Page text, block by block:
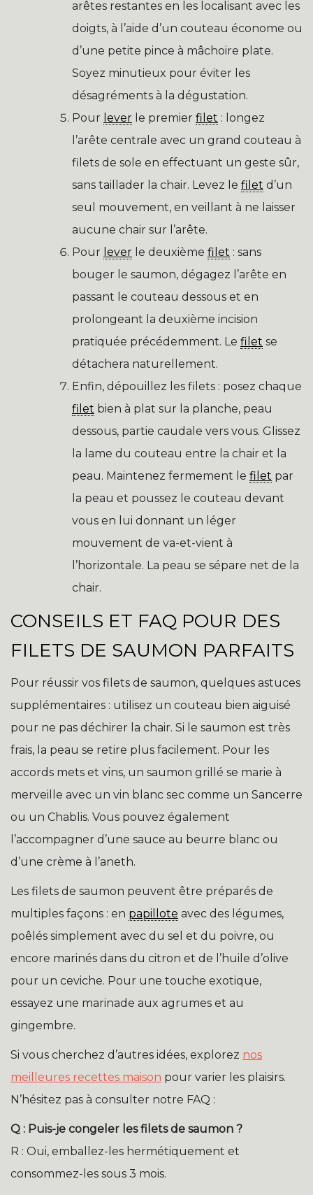
arêtes restantes en les localisant avec les
doigts, à l’aide d’un couteau économe ou
d’une petite pince à mâchoire plate.
Soyez minutieux pour éviter les
désagréments à la dégustation.
Pour lever le premier filet : longez
l’arête centrale avec un grand couteau à
filets de sole en effectuant un geste sûr,
sans taillader la chair. Levez le filet d’un
seul mouvement, en veillant à ne laisser
aucune chair sur l’arête.
Pour lever le deuxième filet : sans
bouger le saumon, dégagez l’arête en
passant le couteau dessous et en
prolongeant la deuxième incision
pratiquée précédemment. Le filet se
détachera naturellement.
Enfin, dépouillez les filets : posez chaque
filet bien à plat sur la planche, peau
dessous, partie caudale vers vous. Glissez
la lame du couteau entre la chair et la
peau. Maintenez fermement le filet par
la peau et poussez le couteau devant
vous en lui donnant un léger
mouvement de va-et-vient à
l’horizontale. La peau se sépare net de la
chair.
CONSEILS ET FAQ POUR DES
FILETS DE SAUMON PARFAITS
Pour réussir vos filets de saumon, quelques astuces
supplémentaires : utilisez un couteau bien aiguisé
pour ne pas déchirer la chair. Si le saumon est très
frais, la peau se retire plus facilement. Pour les
accords mets et vins, un saumon grillé se marie à
merveille avec un vin blanc sec comme un Sancerre
ou un Chablis. Vous pouvez également
l’accompagner d’une sauce au beurre blanc ou
d’une crème à l’aneth.
Les filets de saumon peuvent être préparés de
multiples façons : en papillote avec des légumes,
poêlés simplement avec du sel et du poivre, ou
encore marinés dans du citron et de l’huile d’olive
pour un ceviche. Pour une touche exotique,
essayez une marinade aux agrumes et au
gingembre.
Si vous cherchez d’autres idées, explorez nos
meilleures recettes maison pour varier les plaisirs.
N’hésitez pas à consulter notre FAQ :
Q : Puis-je congeler les filets de saumon ?
R : Oui, emballez-les hermétiquement et
consommez-les sous 3 mois.